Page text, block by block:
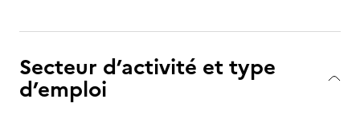
Secteur d’activité et type
d’emploi